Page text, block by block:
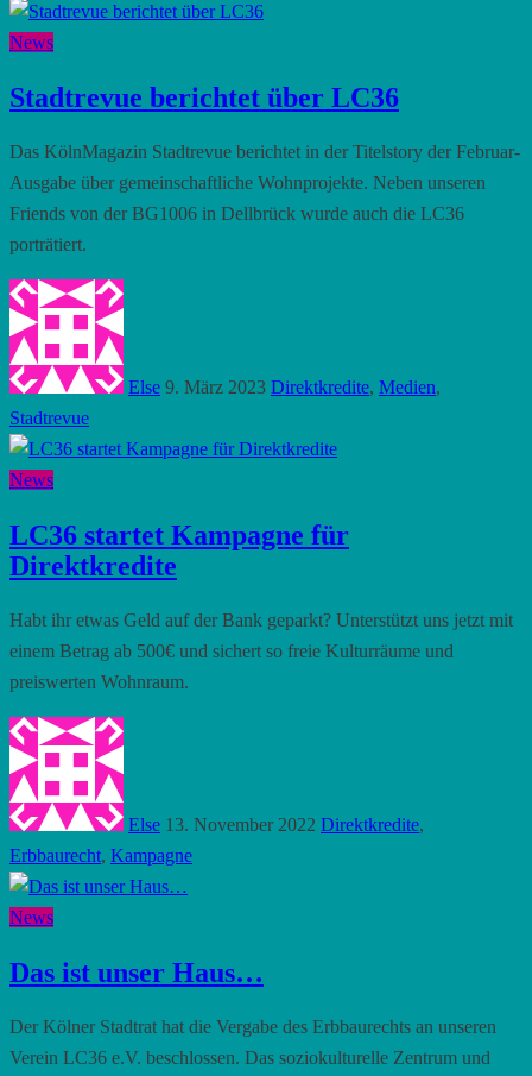
News
Stadtrevue berichtet über LC36
Das KölnMagazin Stadtrevue berichtet in der Titelstory der Februar-
Ausgabe über gemeinschaftliche Wohnprojekte. Neben unseren
Friends von der BG1006 in Dellbrück wurde auch die LC36
porträtiert.
Else 9. März 2023 Direktkredite, Medien,
Stadtrevue
News
LC36 startet Kampagne für
Direktkredite
Habt ihr etwas Geld auf der Bank geparkt? Unterstützt uns jetzt mit
einem Betrag ab 500€ und sichert so freie Kulturräume und
preiswerten Wohnraum.
Else 13. November 2022 Direktkredite,
Erbbaurecht, Kampagne
News
Das ist unser Haus…
Der Kölner Stadtrat hat die Vergabe des Erbbaurechts an unseren
Verein LC36 e.V. beschlossen. Das soziokulturelle Zentrum und